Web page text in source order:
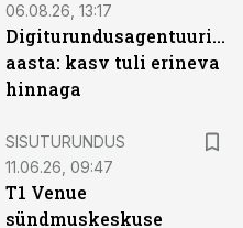
06.08.26, 13:17
Digiturundusagentuuride
aasta: kasv tuli erineva
hinnaga
SISUTURUNDUS
11.06.26, 09:47
T1 Venue
sündmuskeskuse